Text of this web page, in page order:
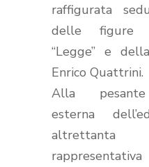
raffigurata
delle figure
“Legge” e
Enrico Quattrini.
Alla pesante
esterna
altrettanta